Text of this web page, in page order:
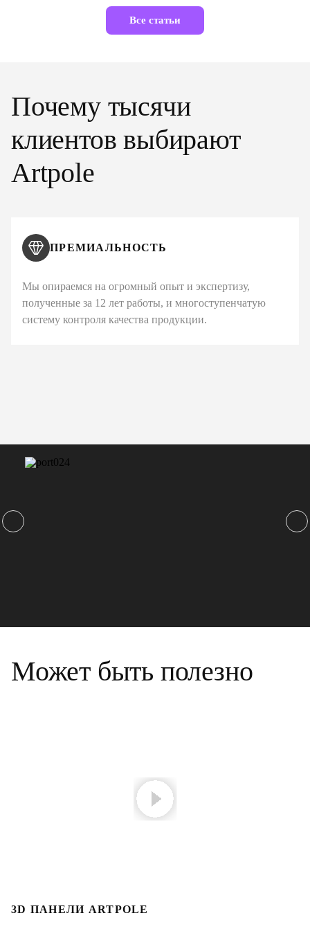
Все статьи
Почему тысячи
клиентов выбирают
Artpole
ПРЕМИАЛЬНОСТЬ
Мы опираемся на огромный опыт и экспертизу,
полученные за 12 лет работы, и многоступенчатую
систему контроля качества продукции.
Может быть полезно
3D ПАНЕЛИ ARTPOLE